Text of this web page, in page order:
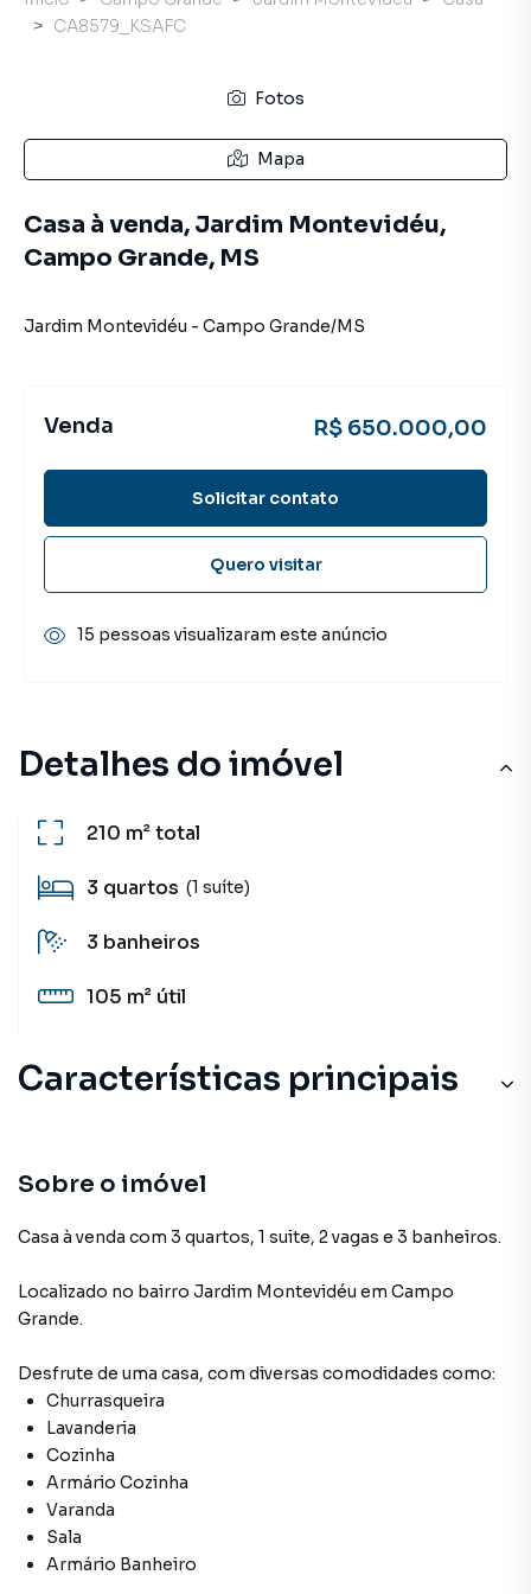
Detalhes do imóvel
210 m²total
3 quartos (1 suíte)
3 banheiros
105 m² útil
Características principais
Sobre o imóvel
Casa à venda com 3 quartos, 1 suite, 2 vagas e 3 banheiros.
Localizado no bairro Jardim Montevidéu em Campo
Grande.
Desfrute de uma casa, com diversas comodidades como:
Churrasqueira
Lavanderia
Cozinha
Armário Cozinha
Varanda
Sala
Armário Banheiro
CA8579_KSAFC
Fotos
Mapa
Casa à venda, Jardim Montevidéu,
Campo Grande, MS
Jardim Montevidéu - Campo Grande/MS
Venda R$ 650.000,00
Solicitar contato
Quero visitar
15 pessoas visualizaram este anúncio